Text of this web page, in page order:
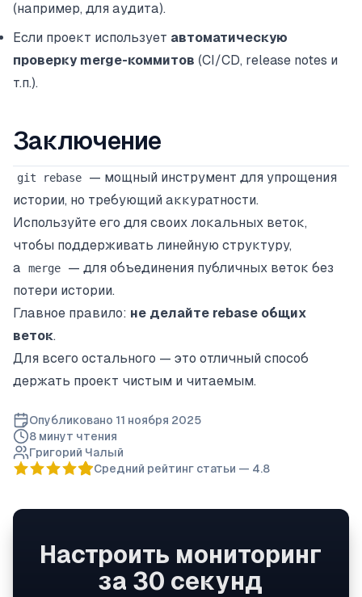
(например, для аудита).
Если проект использует автоматическую
проверку merge-коммитов (CI/CD, release notes и
т.п.).
Заключение
git rebase
— мощный инструмент для упрощения
истории, но требующий аккуратности.
Используйте его для своих локальных веток,
чтобы поддерживать линейную структуру,
а
merge
— для объединения публичных веток без
потери истории.
Главное правило: не делайте rebase общих
веток.
Для всего остального — это отличный способ
держать проект чистым и читаемым.
Опубликовано 11 ноября 2025
8 минут чтения
Григорий Чалый
Средний рейтинг статьи — 4.8
Настроить мониторинг
за 30 секунд